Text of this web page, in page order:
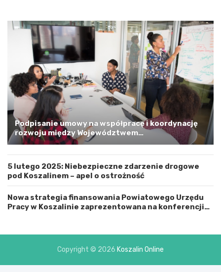
p
k
i
m
G
n
i
a
s
t
e
o
Podpisanie umowy na współpracę i koordynację
rozwoju między Województwem
Zachodniopomorskim a Gminą Miastem Koszalin
5 lutego 2025: Niebezpieczne zdarzenie drogowe
pod Koszalinem – apel o ostrożność
Nowa strategia finansowania Powiatowego Urzędu
Pracy w Koszalinie zaprezentowana na konferencji
Copyright © 2026 Koszalin Online